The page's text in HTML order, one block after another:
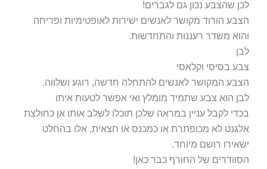
לכן שהצבע נכון גם לגברים!
הצבע הורוד מקושר לאנשים ישירות לאופטימיות ופריחה
והוא משדר רעננות והתחדשות.
לבן
צבע בסיסי וקלאסי
הצבע המקושר לאנשים להתחלה חדשה, רוגע ושלווה.
לבן הוא צבע שתמיד מומלץ ואי אפשר לטעות איתו
בכדי לקבל עניין במראה שלכן תוכלו לשלב אותו אן כחולצת
אלגנט לא מכופתרת או כמכנס או חצאית, אלו בהחלט
ישאירו רושם מיוחד.
הסוודרים של החורף כבר כאן!